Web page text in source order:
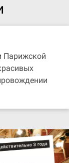
Парижской